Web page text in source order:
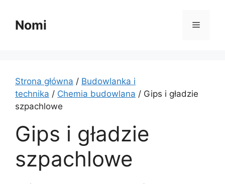
treściNomi Menu
Strona główna / Budowlanka i
technika / Chemia budowlana / Gips i gładzie
szpachlowe
Gips i gładzie
szpachlowe